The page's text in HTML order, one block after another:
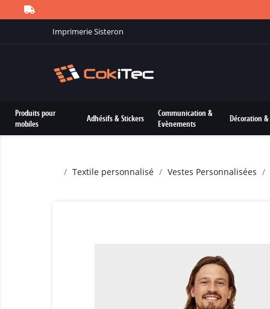
Imprimerie Sisteron
Produits pour
mobiles
Adhésifs & Stickers
Communication &
Evènements
Décoration
Textile personnalisé Vestes Personnalisées